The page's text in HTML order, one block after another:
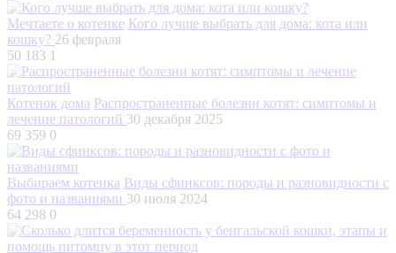
Мечтаете о котенке Кого лучше выбрать для дома: кота или
кошку? 26 февраля
50 183 1
Котенок дома Распространенные болезни котят: симптомы и
лечение патологий 30 декабря 2025
69 359 0
Выбираем котенка Виды сфинксов: породы и разновидности с
фото и названиями 30 июля 2024
64 298 0